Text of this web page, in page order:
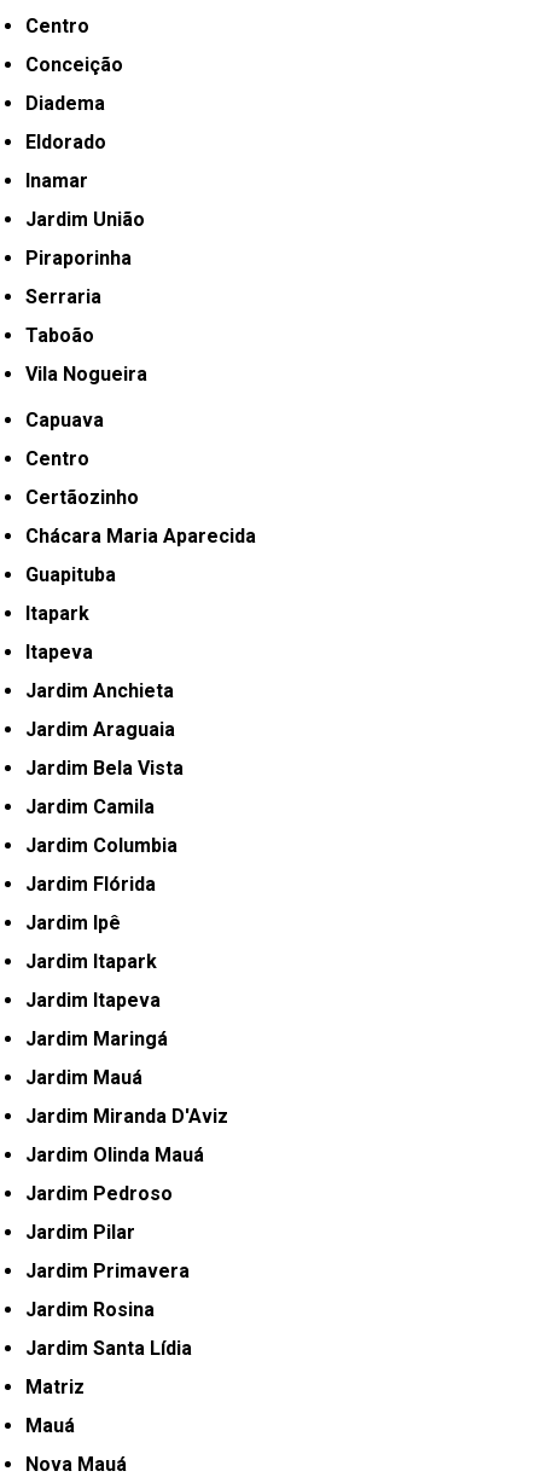
Centro
Conceição
Diadema
Eldorado
Inamar
Jardim União
Piraporinha
Serraria
Taboão
Vila Nogueira
Capuava
Centro
Certãozinho
Chácara Maria Aparecida
Guapituba
Itapark
Itapeva
Jardim Anchieta
Jardim Araguaia
Jardim Bela Vista
Jardim Camila
Jardim Columbia
Jardim Flórida
Jardim Ipê
Jardim Itapark
Jardim Itapeva
Jardim Maringá
Jardim Mauá
Jardim Miranda D'Aviz
Jardim Olinda Mauá
Jardim Pedroso
Jardim Pilar
Jardim Primavera
Jardim Rosina
Jardim Santa Lídia
Matriz
Mauá
Nova Mauá